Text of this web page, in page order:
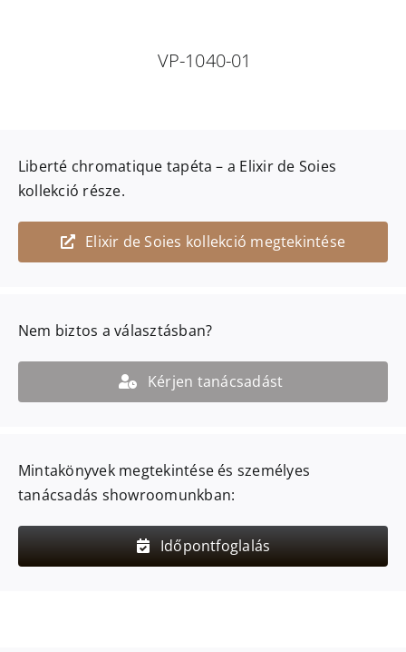
VP-1040-01
Liberté chromatique tapéta – a Elixir de Soies
kollekció része.
Elixir de Soies kollekció megtekintése
Nem biztos a választásban?
Kérjen tanácsadást
Mintakönyvek megtekintése és személyes
tanácsadás showroomunkban:
Időpontfoglalás